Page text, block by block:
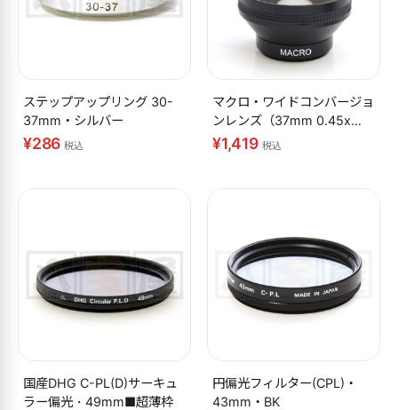
ステップアップリング 30-
37mm・シルバー
¥286税込
マクロ・ワイドコンバージョ
ンレンズ（37mm 0.45x
黒）
¥1,419 税込
国産DHG C-PL(D)サーキュ
ラー偏光・49mm■超薄枠
円偏光フィルター(CPL)・
43mm・BK